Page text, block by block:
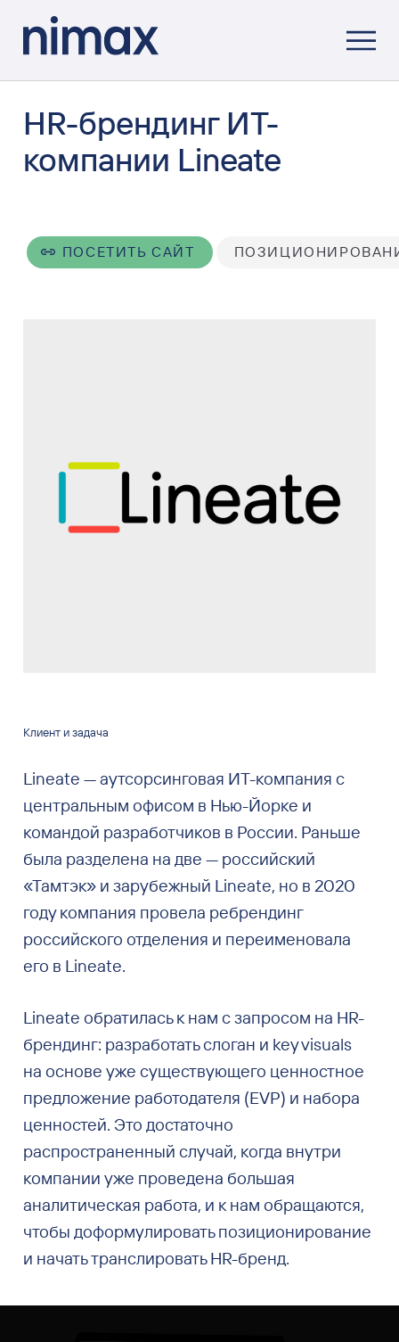
HR-брендинг ИТ-
компании Lineate
ПОСЕТИТЬ САЙТ
Клиент и задача
Lineate — аутсорсинговая ИТ-компания с
центральным офисом в Нью-Йорке и
командой разработчиков в России. Раньше
была разделена на две — российский
«Тамтэк» и зарубежный Lineate, но в 2020
году компания провела ребрендинг
российского отделения и переименовала
его в Lineate.
Lineate обратилась к нам с запросом на HR-
брендинг: разработать слоган и key visuals
на основе уже существующего ценностное
предложение работодателя (EVP) и набора
ценностей. Это достаточно
распространенный случай, когда внутри
компании уже проведена большая
аналитическая работа, и к нам обращаются,
чтобы доформулировать позиционирование
и начать транслировать HR-бренд.